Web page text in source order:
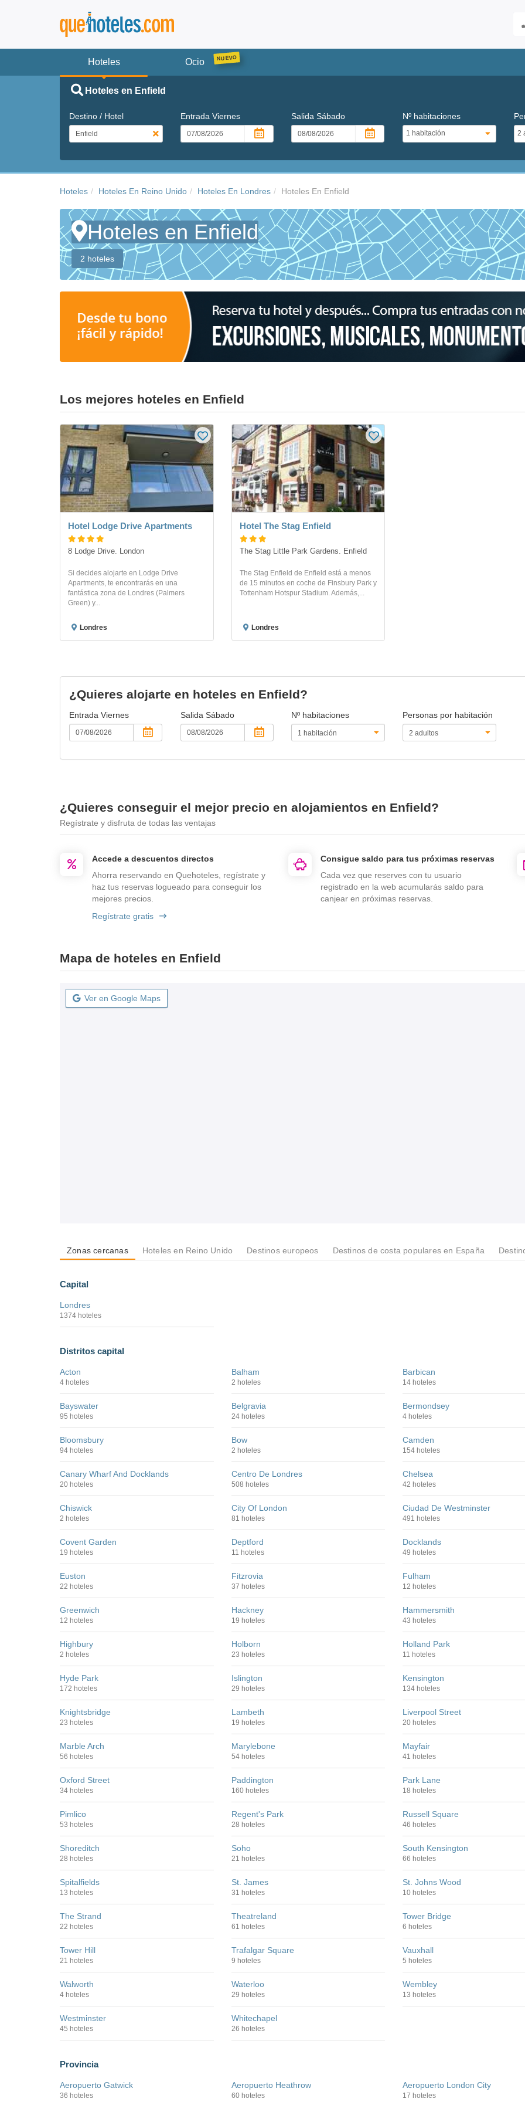
Hoteles Ocio
Hoteles en Enfield
Destino / Hotel Entrada Viernes SalidaSábado Nº habitaciones
Hoteles Hoteles En Reino Unido Hoteles En Londres Hoteles En Enfield
Hoteles en Enfield
2 hoteles
Los mejores hoteles en Enfield
Hotel Lodge Drive Apartments
8 Lodge Drive. London
Si decides alojarte en Lodge Drive
Apartments, te encontrarás en una
fantástica zona de Londres (Palmers
Green) y...
Londres
Hotel The Stag Enfield
The Stag Little Park Gardens. Enfield
The Stag Enfield de Enfield está a menos
de 15 minutos en coche de Finsbury Park y
Tottenham Hotspur Stadium. Además,...
Londres
¿Quieres alojarte en hoteles en Enfield?
Entrada Viernes Salida Sábado Nº habitaciones
Personas por habitación
¿Quieres conseguir el mejor precio en alojamientos en Enfield?
Regístrate y disfruta de todas las ventajas
Accede a descuentos directos
Ahorra reservando en Quehoteles, regístrate y
haz tus reservas logueado para conseguir los
mejores precios.
Regístrate gratis
Consigue saldo para tus próximas reservas
Cada vez que reserves con tu usuario
registrado en la web acumularás saldo para
canjear en próximas reservas.
Mapa de hoteles en Enfield
Ver en Google Maps
Zonas cercanas Hoteles en Reino Unido Destinos europeos Destinos de costa populares en España
Capital
Londres
1374 hoteles
Distritos capital
Acton
4 hoteles
Balham
2 hoteles
Barbican
14 hoteles
Bayswater
95 hoteles
Belgravia
24 hoteles
Bermondsey
4 hoteles
Bloomsbury
94 hoteles
Bow
2 hoteles
Camden
154 hoteles
Canary Wharf And Docklands
20 hoteles
Centro De Londres
508 hoteles
Chelsea
42 hoteles
Chiswick
2 hoteles
City Of London
81 hoteles
Ciudad De Westminster
491 hoteles
Covent Garden
19 hoteles
Deptford
11 hoteles
Docklands
49 hoteles
Euston
22 hoteles
Fitzrovia
37 hoteles
Fulham
12 hoteles
Greenwich
12 hoteles
Hackney
19 hoteles
Hammersmith
43 hoteles
Highbury
2 hoteles
Holborn
23 hoteles
Holland Park
11 hoteles
Hyde Park
172 hoteles
Islington
29 hoteles
Kensington
134 hoteles
Knightsbridge
23 hoteles
Lambeth
19 hoteles
Liverpool Street
20 hoteles
Marble Arch
56 hoteles
Marylebone
54 hoteles
Mayfair
41 hoteles
Oxford Street
34 hoteles
Paddington
160 hoteles
Park Lane
18 hoteles
Pimlico
53 hoteles
Regent's Park
28 hoteles
Russell Square
46 hoteles
Shoreditch
28 hoteles
Soho
21 hoteles
South Kensington
66 hoteles
Spitalfields
13 hoteles
St. James
31 hoteles
St. Johns Wood
10 hoteles
The Strand
22 hoteles
Theatreland
61 hoteles
Tower Bridge
6 hoteles
Tower Hill
21 hoteles
Trafalgar Square
9 hoteles
Vauxhall
5 hoteles
Walworth
4 hoteles
Waterloo
29 hoteles
Wembley
13 hoteles
Westminster
45 hoteles
Whitechapel
26 hoteles
Provincia
Aeropuerto Gatwick
36 hoteles
Aeropuerto Heathrow
60 hoteles
Aeropuerto London City
17 hoteles